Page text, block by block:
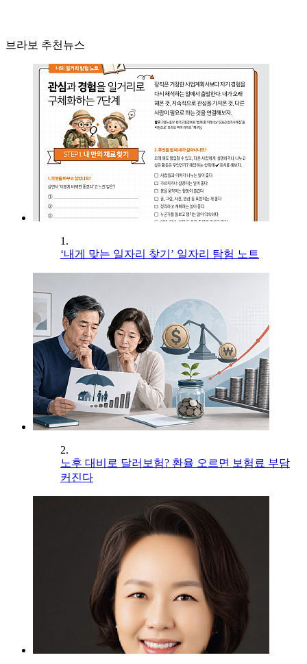
브라보 추천뉴스
1.
‘내게 맞는 일자리 찾기’ 일자리 탐험 노트
2.
노후 대비로 달러보험? 환율 오르면 보험료 부담
커진다